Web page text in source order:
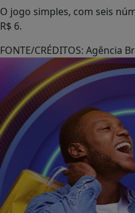
O jogo simples, com seis
R$ 6.
FONTE/CRÉDITOS: Agência